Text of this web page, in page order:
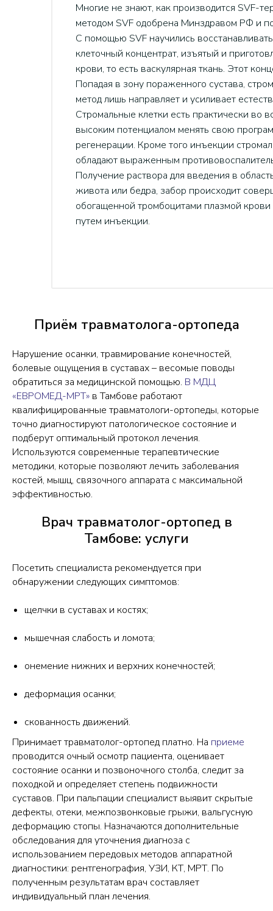
Многие не знают, как производится SVF-
методом SVF одобрена Минздравом РФ и
С помощью SVF научились
клеточный концентрат, изъятый и
крови, то есть васкулярная ткань. Этот
Попадая в зону пораженного сустава,
метод лишь направляет и усиливает
Стромальные клетки есть практически во
высоким потенциалом менять свою
регенерации. Кроме того инъекции
обладают выраженным
Получение раствора для введения в
живота или бедра, забор происходит
обогащенной тромбоцитами плазмой
путем инъекции.
Приём травматолога-ортопеда
Нарушение осанки, травмирование конечностей,
болевые ощущения в суставах – весомые поводы
обратиться за медицинской помощью. В МДЦ
«ЕВРОМЕД-МРТ» в Тамбове работают
квалифицированные травматологи-ортопеды, которые
точно диагностируют патологическое состояние и
подберут оптимальный протокол лечения.
Используются современные терапевтические
методики, которые позволяют лечить заболевания
костей, мышц, связочного аппарата с максимальной
эффективностью.
Врач травматолог-ортопед в
Тамбове: услуги
Посетить специалиста рекомендуется при
обнаружении следующих симптомов:
щелчки в суставах и костях;
мышечная слабость и ломота;
онемение нижних и верхних конечностей;
деформация осанки;
скованность движений.
Принимает травматолог-ортопед платно. На приеме
проводится очный осмотр пациента, оценивает
состояние осанки и позвоночного столба, следит за
походкой и определяет степень подвижности
суставов. При пальпации специалист выявит скрытые
дефекты, отеки, межпозвонковые грыжи, вальгусную
деформацию стопы. Назначаются дополнительные
обследования для уточнения диагноза с
использованием передовых методов аппаратной
диагностики: рентгенография, УЗИ, КТ, МРТ. По
полученным результатам врач составляет
индивидуальный план лечения.